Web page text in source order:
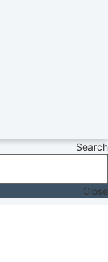
Search
Close